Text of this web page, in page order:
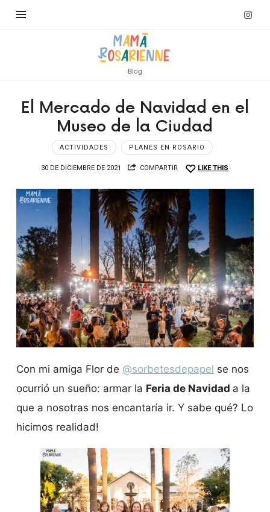
Blog
El Mercado de Navidad en el
Museo de la Ciudad
ACTIVIDADES PLANES EN ROSARIO
30 DE DICIEMBRE DE 2021 COMPARTIR LIKE THIS
Con mi amiga Flor de @sorbetesdepapel se nos
ocurrió un sueño: armar la Feria de Navidad a la
que a nosotras nos encantaría ir. Y sabe qué? Lo
hicimos realidad!